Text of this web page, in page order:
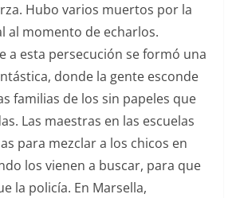
Hubo varios muertos por la
al momento de echarlos.
a esta persecución se formó una
donde la gente esconde
familias de los sin papeles que
Las maestras en las escuelas
para mezclar a los chicos en
los vienen a buscar, para que
la policía. En Marsella,